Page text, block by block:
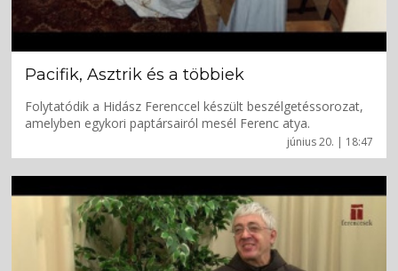
június 20. | 18:47
Pacifik, Asztrik és a többiek
Folytatódik a Hidász Ferenccel készült beszélgetéssorozat,
amelyben egykori paptársairól mesél Ferenc atya.